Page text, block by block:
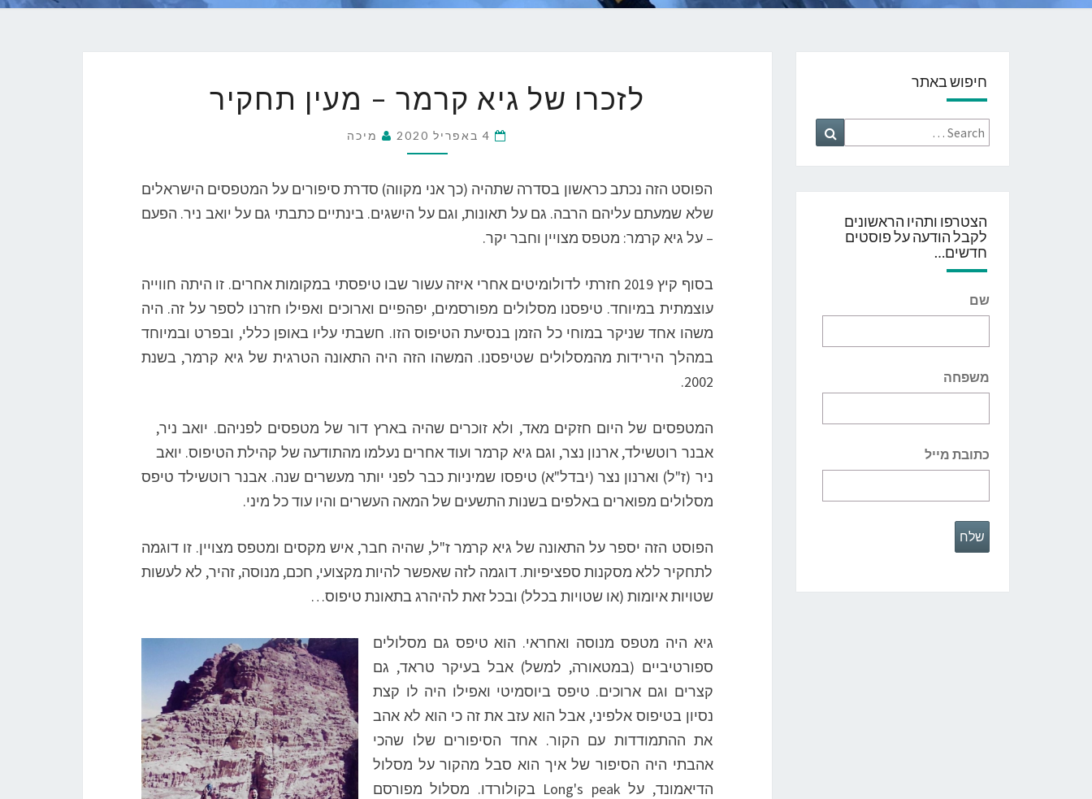
של
קרמר
–
תחקיר
לזכרו של גיא קרמר – מעין תחקיר
4 באפריל 2020 מיכה
הפוסט הזה נכתב כראשון בסדרה שתהיה (כך אני מקווה) סדרת סיפורים על המטפסים הישראלים
שלא שמעתם עליהם הרבה. גם על תאונות, וגם על הישגים. בינתיים כתבתי גם על יואב ניר. הפעם
– על גיא קרמר: מטפס מצויין וחבר יקר.
בסוף קיץ 2019 חזרתי לדולומיטים אחרי איזה עשור שבו טיפסתי במקומות אחרים. זו היתה חווייה
עוצמתית במיוחד. טיפסנו מסלולים מפורסמים, יפהפיים וארוכים ואפילו חזרנו לספר על זה. היה
משהו אחד שניקר במוחי כל הזמן בנסיעת הטיפוס הזו. חשבתי עליו באופן כללי, ובפרט ובמיוחד
במהלך הירידות מהמסלולים שטיפסנו. המשהו הזה היה התאונה הטרגית של גיא קרמר, בשנת
2002.
המטפסים של היום חזקים מאד, ולא זוכרים שהיה בארץ דור של מטפסים לפניהם. יואב ניר,
אבנר רוטשילד, ארנון נצר, וגם גיא קרמר ועוד אחרים נעלמו מהתודעה של קהילת הטיפוס. יואב
ניר (ז"ל) וארנון נצר (יבדל"א) טיפסו שמיניות כבר לפני יותר מעשרים שנה. אבנר רוטשילד טיפס
מסלולים מפוארים באלפים בשנות התשעים של המאה העשרים והיו עוד כל מיני.
הפוסט הזה יספר על התאונה של גיא קרמר ז"ל, שהיה חבר, איש מקסים ומטפס מצויין. זו דוגמה
לתחקיר ללא מסקנות ספציפיות. דוגמה לזה שאפשר להיות מקצועי, חכם, מנוסה, זהיר, לא לעשות
שטויות איומות (או שטויות בכלל) ובכל זאת להיהרג בתאונת טיפוס…
גיא היה מטפס מנוסה ואחראי. הוא טיפס גם מסלולים
ספורטיביים (במטאורה, למשל) אבל בעיקר טראד, גם
קצרים וגם ארוכים. טיפס ביוסמיטי ואפילו היה לו קצת
נסיון בטיפוס אלפיני, אבל הוא עזב את זה כי הוא לא אהב
את ההתמודדות עם הקור. אחד הסיפורים שלו שהכי
אהבתי היה הסיפור של איך הוא סבל מהקור על מסלול
הדיאמונד, על Long's peak בקולורדו. מסלול מפורסם
חיפוש באתר
Search
for:
הצטרפו ותהיו הראשונים
לקבל הודעה על פוסטים
חדשים…
שם
משפחה
כתובת מייל